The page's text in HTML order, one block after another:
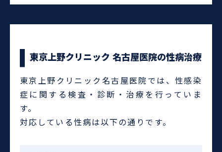
東京上野クリニック 名古屋医院の性病治療
東京上野クリニック名古屋医院では、性感染
症に関する検査・診断・治療を行っていま
す。
対応している性病は以下の通りです。